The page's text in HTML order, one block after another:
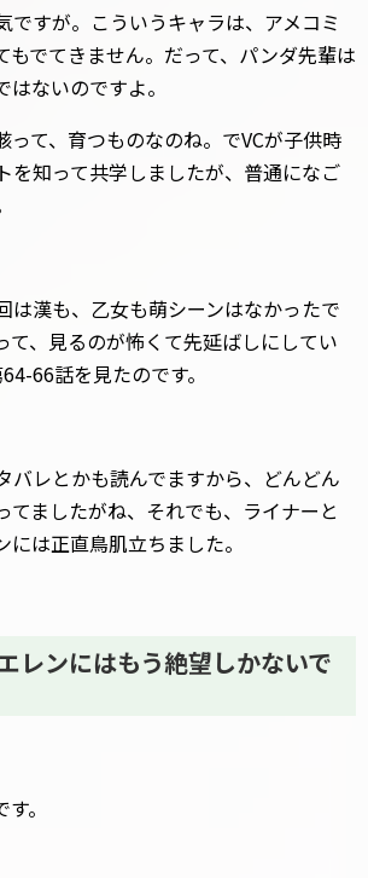
ですが。こういうキャラは、アメコミ
もでてきません。だって、パンダ先輩は
ないのですよ。
って、育つものなのね。でVCが子供時
を知って共学しましたが、普通になご
は漢も、乙女も萌シーンはなかったで
て、見るのが怖くて先延ばしにしてい
66話を見たのです。
バレとかも読んでますから、どんどん
てましたがね、それでも、ライナーと
は正直鳥肌立ちました。
レンにはもう絶望しかないで
。